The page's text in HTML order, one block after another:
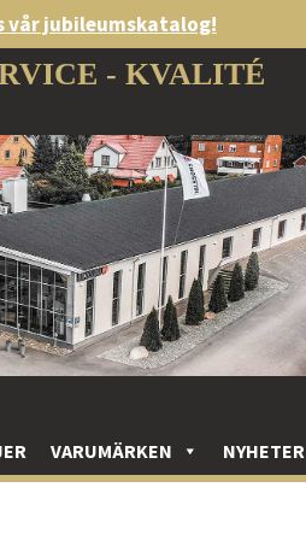
vår jubileumskatalog!
- KVALITÉ
VARUMÄRKEN NYHETER